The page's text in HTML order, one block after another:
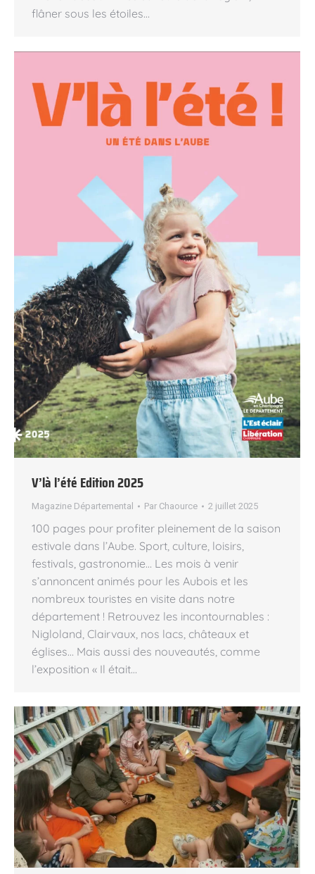
flâner sous les étoiles…
V’là l’été Edition 2025
Magazine Départemental Par Chaource 2 juillet 2025
100 pages pour profiter pleinement de la saison
estivale dans l’Aube. Sport, culture, loisirs,
festivals, gastronomie… Les mois à venir
s’annoncent animés pour les Aubois et les
nombreux touristes en visite dans notre
département ! Retrouvez les incontournables :
Nigloland, Clairvaux, nos lacs, châteaux et
églises… Mais aussi des nouveautés, comme
l’exposition « Il était…